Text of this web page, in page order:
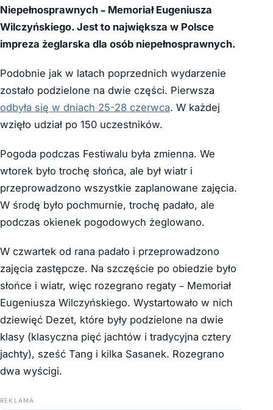
Niepełnosprawnych – Memoriał Eugeniusza
Wilczyńskiego. Jest to największa w Polsce
impreza żeglarska dla osób niepełnosprawnych.
Podobnie jak w latach poprzednich wydarzenie
zostało podzielone na dwie części. Pierwsza
odbyła się w dniach 25-28 czerwca. W każdej
wzięło udział po 150 uczestników.
Pogoda podczas Festiwalu była zmienna. We
wtorek było trochę słońca, ale był wiatr i
przeprowadzono wszystkie zaplanowane zajęcia.
W środę było pochmurnie, trochę padało, ale
podczas okienek pogodowych żeglowano.
W czwartek od rana padało i przeprowadzono
zajęcia zastępcze. Na szczęście po obiedzie było
słońce i wiatr, więc rozegrano regaty – Memoriał
Eugeniusza Wilczyńskiego. Wystartowało w nich
dziewięć Dezet, które były podzielone na dwie
klasy (klasyczna pięć jachtów i tradycyjna cztery
jachty), sześć Tang i kilka Sasanek. Rozegrano
dwa wyścigi.
REKLAMA